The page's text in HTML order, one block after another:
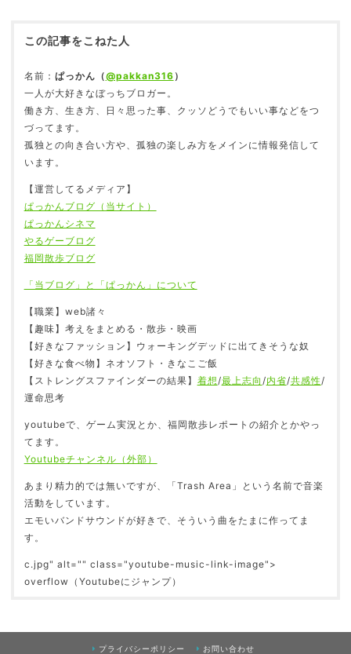
【総数151点】ブックオフの出張買取で売却してき
2019.01.09
「副業」を始めると、生活が充実し幸福度アップ
人の誕生日が覚えられない
2018.10.26
音楽を聴くと景色がキラキラして見えるのは、瞳
孔が開くから？
2017.10.04
採血で笑う、気まずい時にニヤけるのは病気か？
この記事をこねた人
名前： ぱっかん（@pakkan316 ）
一人が大好きなぼっちブロガー。
働き方、生き方、日々思った事、クッソどうでもいい事などをつ
づってます。
孤独との向き合い方や、孤独の楽しみ方をメインに情報発信して
います。
【運営してるメディア】
ぱっかんブログ（当サイト）
ぱっかんシネマ
やるゲーブログ
福岡散歩ブログ
「当ブログ」と「ぱっかん」について
【職業】web諸々
【趣味】考えをまとめる・散歩・映画
【好きなファッション】ウォーキングデッドに出てきそうな奴
【好きな食べ物】ネオソフト・きなこご飯
【ストレングスファインダーの結果】 着想 /最上志向 /内省/共感性/
運命思考
youtubeで、ゲーム実況とか、福岡散歩レポートの紹介とかやっ
てます。
Youtubeチャンネル（外部）
あまり精力的では無いですが、「Trash Area」という名前で音楽
活動をしています。
エモいバンドサウンドが好きで、そういう曲をたまに作ってま
す。
c.jpg" alt="" class="youtube-music-link-image">
overflow（Youtubeにジャンプ）
プライバシーポリシー お問い合わせ